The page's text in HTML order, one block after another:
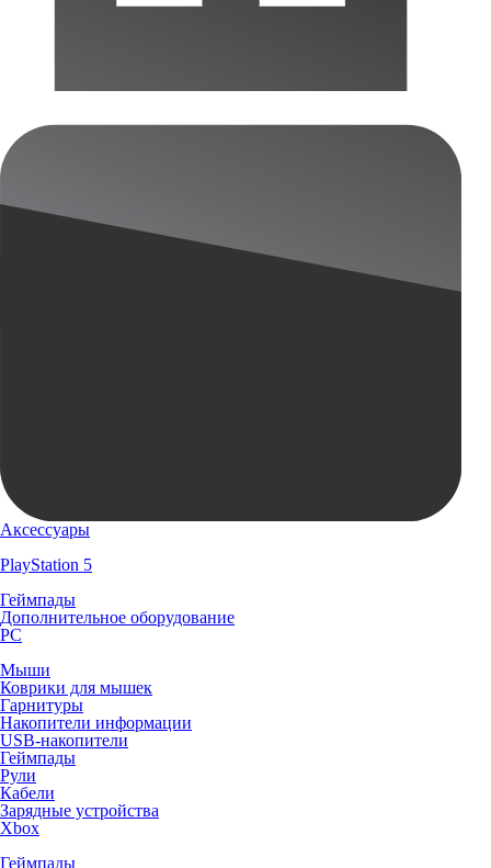
Аксессуары
PlayStation 5
Геймпады
Дополнительное оборудование
PC
Мыши
Коврики для мышек
Гарнитуры
Накопители информации
USB-накопители
Геймпады
Рули
Кабели
Зарядные устройства
Xbox
Геймпады